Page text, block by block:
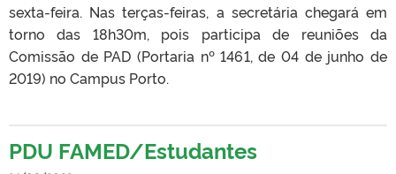
sexta-feira. Nas terças-feiras, a secretária chegará em
torno das 18h30m, pois participa de reuniões da
Comissão de PAD (Portaria nº 1461, de 04 de junho de
2019) no Campus Porto.
PDU FAMED/Estudantes